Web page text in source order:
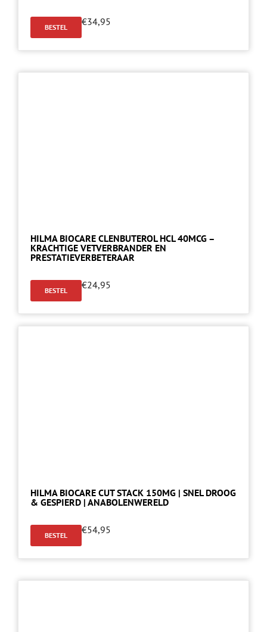
BESTEL €34,95
HILMA BIOCARE CLENBUTEROL HCL 40MCG –
KRACHTIGE VETVERBRANDER EN
PRESTATIEVERBETERAAR
BESTEL €24,95
HILMA BIOCARE CUT STACK 150MG | SNEL DROOG
& GESPIERD | ANABOLENWERELD
BESTEL €54,95